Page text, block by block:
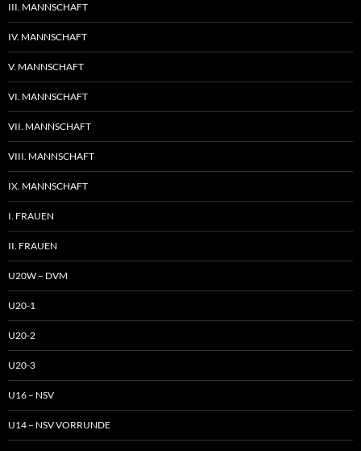
III. MANNSCHAFT
IV. MANNSCHAFT
V. MANNSCHAFT
VI. MANNSCHAFT
VII. MANNSCHAFT
VIII. MANNSCHAFT
IX. MANNSCHAFT
I. FRAUEN
II. FRAUEN
U20W – DVM
U20-1
U20-2
U20-3
U16 – NSV
U14 – NSV VORRUNDE